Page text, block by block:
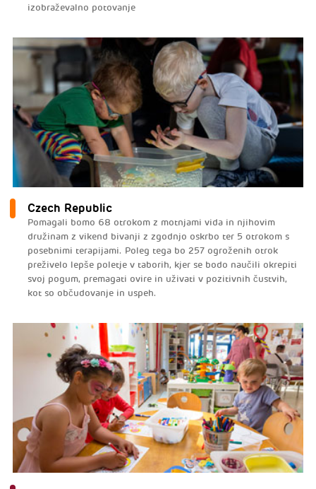
izobraževalno potovanje
Czech Republic
Pomagali bomo 68 otrokom z motnjami vida in njihovim
družinam z vikend bivanji z zgodnjo oskrbo ter 5 otrokom s
posebnimi terapijami. Poleg tega bo 257 ogroženih otrok
preživelo lepše poletje v taborih, kjer se bodo naučili okrepiti
svoj pogum, premagati ovire in uživati v pozitivnih čustvih,
kot so občudovanje in uspeh.